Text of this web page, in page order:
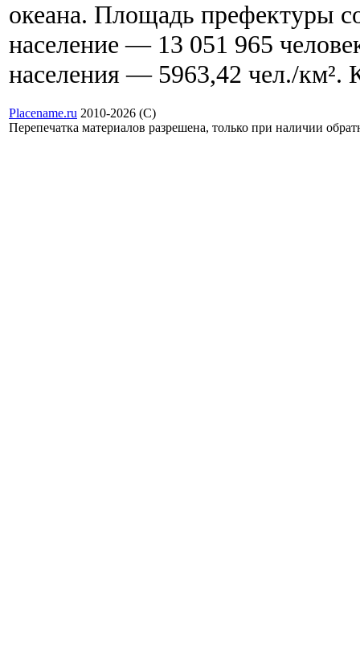
океана. Площадь префектуры
население — 13 051 965
населения — 5963,42 чел./км².
Placename.ru 2010-2026 (С)
Перепечатка материалов разрешена, только при наличии